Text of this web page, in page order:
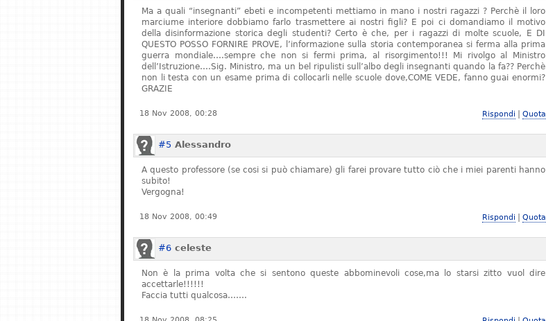
Ma a quali “insegnanti” ebeti e incompetenti mettiamo in mano i nostri ragazzi ? Perchè il loro
marciume interiore dobbiamo farlo trasmettere ai nostri figli? E poi ci domandiamo il motivo
della disinformazione storica degli studenti? Certo è che, per i ragazzi di molte scuole, E DI
QUESTO POSSO FORNIRE PROVE, l’informazione sulla storia contemporanea si ferma alla prima
guerra mondiale….sempre che non si fermi prima, al risorgimento!!! Mi rivolgo al Ministro
dell’Istruzione….Sig. Ministro, ma un bel ripulisti sull’albo degli insegnanti quando la fa?? Perchè
non li testa con un esame prima di collocarli nelle scuole dove,COME VEDE, fanno guai enormi?
GRAZIE
18 Nov 2008, 00:28 Rispondi Quota
#5 Alessandro
A questo professore (se cosi si può chiamare) gli farei provare tutto ciò che i miei parenti hanno
subito!
Vergogna!
18 Nov 2008, 00:49 Rispondi Quota
#6 celeste
Non è la prima volta che si sentono queste abbominevoli cose,ma lo starsi zitto vuol dire
accettarle!!!!!!
Faccia tutti qualcosa…….